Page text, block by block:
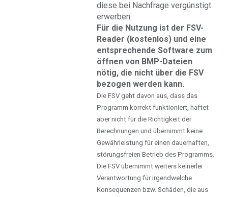
diese bei Nachfrage vergünstigt
erwerben.
Für die Nutzung ist der FSV-
Reader (kostenlos) und eine
entsprechende Software zum
öffnen von BMP-Dateien
nötig, die nicht über die FSV
bezogen werden kann.
Die FSV geht davon aus, dass das
Programm korrekt funktioniert, haftet
aber nicht für die Richtigkeit der
Berechnungen und übernimmt keine
Gewährleistung für einen dauerhaften,
störungsfreien Betrieb des Programms.
Die FSV übernimmt weiters keinerlei
Verantwortung für irgendwelche
Konsequenzen bzw. Schäden, die aus